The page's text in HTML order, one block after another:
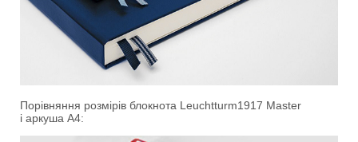
Порівняння розмірів блокнота Leuchtturm1917 Master
і аркуша А4: